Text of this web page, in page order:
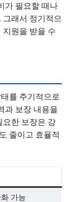
가 필요할 때나
그래서 정기적으
원을 받을 수
를 주기적으로
과 보장 내용을
요한 보장은 강
줄이고 효율적
가능